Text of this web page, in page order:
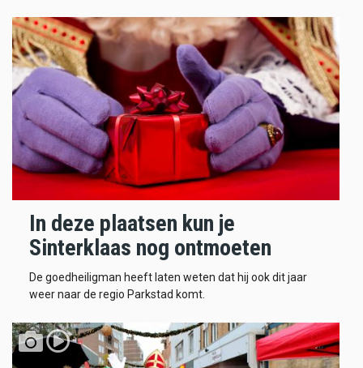
In deze plaatsen kun je
Sinterklaas nog ontmoeten
De goedheiligman heeft laten weten dat hij ook dit jaar
weer naar de regio Parkstad komt.